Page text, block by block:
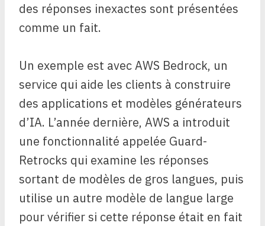
des réponses inexactes sont présentées
comme un fait.
Un exemple est avec AWS Bedrock, un
service qui aide les clients à construire
des applications et modèles générateurs
d’IA. L’année dernière, AWS a introduit
une fonctionnalité appelée Guard-
Retrocks qui examine les réponses
sortant de modèles de gros langues, puis
utilise un autre modèle de langue large
pour vérifier si cette réponse était en fait